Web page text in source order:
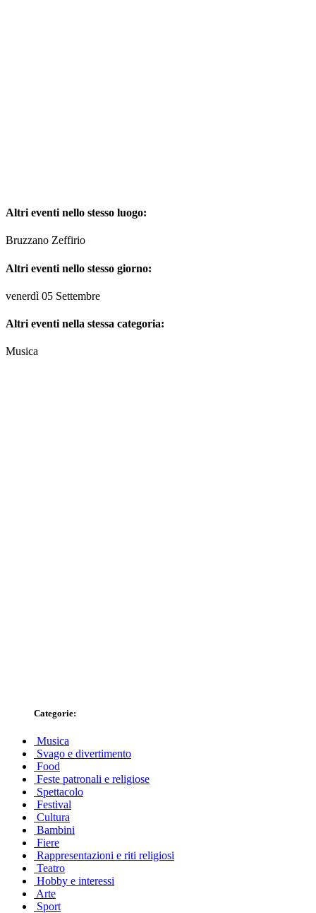
Altri eventi nello stesso luogo:
Bruzzano Zeffirio
Altri eventi nello stesso giorno:
venerdì 05 Settembre
Altri eventi nella stessa categoria:
Musica
Categorie:
Musica
Svago e divertimento
Food
Feste patronali e religiose
Spettacolo
Festival
Cultura
Bambini
Fiere
Rappresentazioni e riti religiosi
Teatro
Hobby e interessi
Arte
Sport